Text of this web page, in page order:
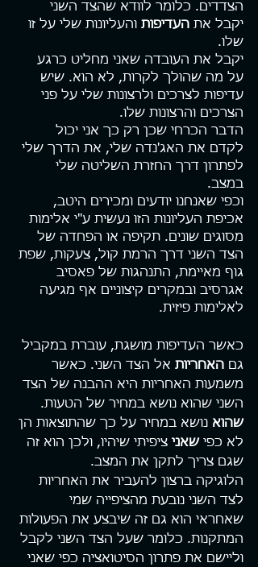
הצדדים. כלומר לוודא שהצד השני
יקבל את העדיפות והעליונות שלי על זו
שלו.
יקבל את העובדה שאני מחליט כרגע
על מה שהולך לקרות, לא הוא. שיש
עדיפות לצרכים ולרצונות שלי על פני
הצרכים והרצונות שלו.
הדבר הכרחי שכן רק כך אני יכול
לקדם את האג'נדה שלי, את הדרך שלי
לפתרון דרך החזרת השליטה שלי
במצב.
וכפי שאנחנו יודעים ומכירים היטב,
אכיפת העליונות הזו נעשית ע"י אלימות
מסוגים שונים. תקיפה או הפחדה של
הצד השני דרך הרמת קול, צעקות, שפת
גוף מאיימת, התנהגות של פאסיב
אגרסיב ובמקרים קיצוניים אף מגיעה
לאלימות פיזית.
כאשר העדיפות מושגת, עוברת במקביל
גם האחריות אל הצד השני. כאשר
משמעות האחריות היא ההבנה של הצד
השני שהוא נושא במחיר של הטעות.
שהוא נושא במחיר על כך שהתוצאות הן
לא כפי שאני ציפיתי שיהיו, ולכן הוא זה
שגם צריך לתקן את המצב.
הלוגיקה ברצון להעביר את האחריות
לצד השני נובעת מהציפייה שמי
שאחראי הוא גם זה שיבצע את הפעולות
המתקנות. כלומר שעל הצד השני לקבל
וליישם את פתרון הסיטואציה כפי שאני